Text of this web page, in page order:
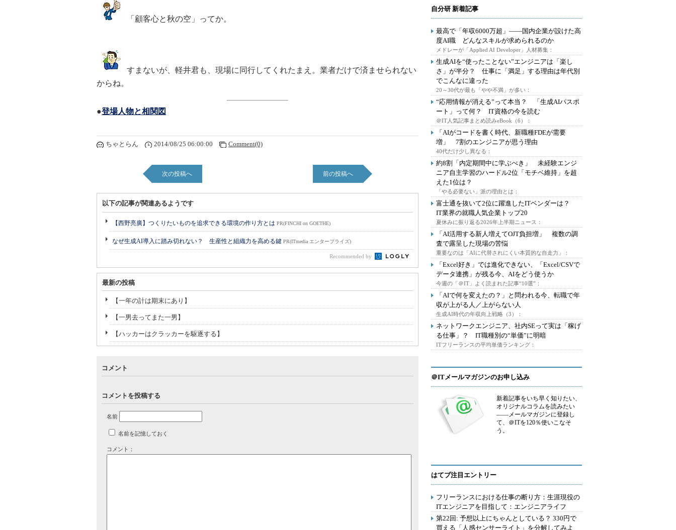
「顧客心と秋の空」ってか。
すまないが、軽井君も、現場に同行してくれたまえ。業者だけで済ませられない
からね。
●登場人物と相関図
ちゃとらん 2014/08/25 06:00:00 Comment(0)
次の投稿へ 前の投稿へ
以下の記事が関連あるようです
【西野亮廣】つくりたいものを追求できる環境の作り方とは PR(FINCHI on GOETHE)
なぜ生成AI導入に踏み切れない？ 生産性と組織力を高める鍵 PR(ITmedia エンタープライズ)
Recommended by
最新の投稿
【一年の計は期末にあり】
【一男去ってまた一男】
【ハッカーはクラッカーを駆逐する】
コメント
コメントを投稿する
名前
名前を記憶しておく
コメント：
自分研 新着記事
最高で「年収6000万超」――国内企業が設けた高
度AI職 どんなスキルが求められるのか
メドレーが「Applied AI Developer」人材募集：
生成AIを“使ったことない”エンジニアは「楽し
さ」が半分？ 仕事に「満足」する理由は年代別
でこんなに違った
20～30代が最も「やや不満」が多い：
“応用情報が消える”って本当？ 「生成AIパスポ
ート」って何？ IT資格の今を読む
＠IT人気記事まとめ読みeBook（6）：
「AIがコードを書く時代、新職種FDEが需要
増」 7割のエンジニアが思う理由
40代だけ少し異なる：
約8割「内定期間中に学ぶべき」 未経験エンジ
ニア自主学習のハードル2位「モチベ維持」を超
えた1位は？
「やる必要ない」派の理由とは：
富士通を抜いて2位に躍進したITベンダーは？
IT業界の就職人気企業トップ20
夏休みに振り返る2026年上半期ニュース：
「AI活用する新人増えてOJT負担増」 複数の調
査で露呈した現場の苦悩
重要なのは「AIに代替されにくい本質的な自走力」：
「Excel好き」では進化できない、「Excel/CSVで
データ連携」が残る今、AIをどう使うか
今週の「＠IT」よく読まれた記事“10選”：
「AIで何を変えたの？」と問われる今、転職で年
収が上がる人／上がらない人
生成AI時代の年収向上戦略（3）：
ネットワークエンジニア、社内SEって実は「稼げ
る仕事」？ IT職種別の“単価”に明暗
ITフリーランスの平均単価ランキング：
＠ITメールマガジンのお申し込み
新着記事をいち早く知りたい、
オリジナルコラムを読みたい
――メールマガジンに登録し
て、＠ITを120％使いこなそ
う。
はてブ注目エントリー
フリーランスにおける仕事の断り方：生涯現役の
ITエンジニアを目指して：エンジニアライフ
第22回: 予想以上にちゃんとしている？ 330円で
買える「人感センサーライト」を分解してみよ